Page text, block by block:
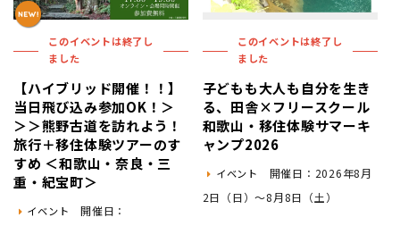
このイベントは終了し
ました
【ハイブリッド開催！！】
当日飛び込み参加OK！＞
＞＞熊野古道を訪れよう！
旅行＋移住体験ツアーのす
すめ ＜和歌山・奈良・三
重・紀宝町＞
イベント
開催日：
このイベントは終了し
ました
子どもも大人も自分を生き
る、田舎×フリースクール
和歌山・移住体験サマーキ
ャンプ2026
イベント
開催日：2026年8月
2日（日）〜8月8日（土）